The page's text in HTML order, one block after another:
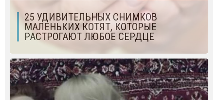
25 УДИВИТЕЛЬНЫХ СНИМКОВ
МАЛЕНЬКИХ КОТЯТ, КОТОРЫЕ
РАСТРОГАЮТ ЛЮБОЕ СЕРДЦЕ